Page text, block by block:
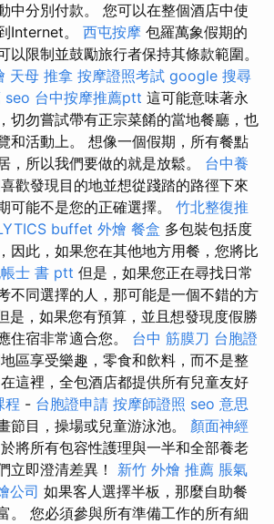
中分別付款。 您可以在整個酒店中使
Internet。 西屯按摩 包羅萬象假期的
以限制並鼓勵旅行者保持其條款範圍。
天母 推拿 按摩證照考試 google 搜尋
seo 台中按摩推薦ptt 這可能意味著永
切勿嘗試帶有正宗菜餚的當地餐廳，也
和活動上。 想像一個假期，所有餐點
，所以我們要做的就是放鬆。 台中養
歡發現目的地並想從踐踏的路徑下來
可能不是您的正確選擇。 竹北整復推
buffet 外燴 餐盒 多包裝包括度
因此，如果您在其他地方用餐，您將比
士 書 ptt 但是，如果您正在尋找日常
不同選擇的人，那可能是一個不錯的方
是，如果您有預算，並且想發現度假勝
住宿非常適合您。 台中 筋膜刀 台胞證
區享受樂趣，零食和飲料，而不是整
這裡，全包酒店都提供所有兒童友好
程 - 台胞證申請 按摩師證照 seo 意思
節目，操場或兒童游泳池。 顏面神經
將所有包容性護理與一半和全部養老
立即澄清差異！ 新竹 外燴 推薦 脹氣
公司 如果客人選擇半板，那麼自助餐
。 您必須參與所有準備工作的所有細